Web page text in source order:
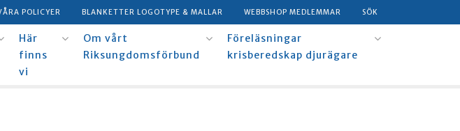
POLICYER BLANKETTER LOGOTYPE & MALLAR WEBBSHOP MEDLEMMAR SÖK
Här
finns
vi
Om vårt
Riksungdomsförbund
Föreläsningar
krisberedskap djurägare